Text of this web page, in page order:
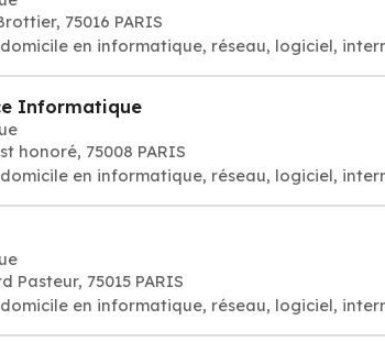
75016 PARIS
en informatique, réseau, logiciel,
Informatique
honoré, 75008 PARIS
en informatique, réseau, logiciel,
Pasteur, 75015 PARIS
en informatique, réseau, logiciel,